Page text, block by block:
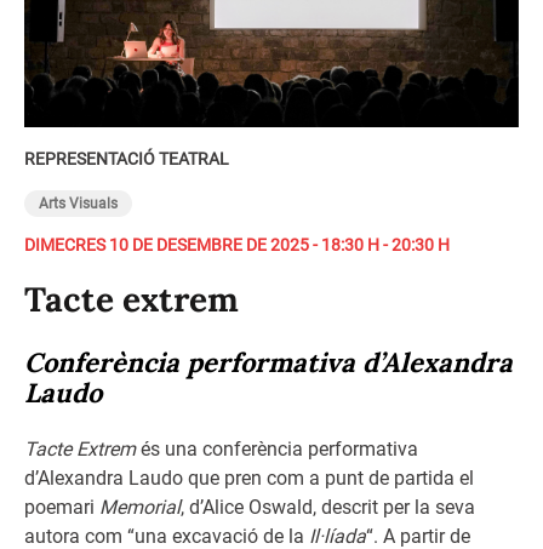
REPRESENTACIÓ TEATRAL
Arts Visuals
DIMECRES 10 DE DESEMBRE DE 2025 - 18:30 H - 20:30 H
Tacte extrem
Conferència performativa d’Alexandra
Laudo
Tacte Extremés una conferència performativa
d’Alexandra Laudo que pren com a punt de partida el
poemari Memorial, d’Alice Oswald, descrit per la seva
autora com “una excavació de la Il·líada“. A partir de